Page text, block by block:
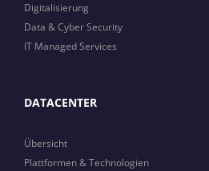
Digitalisierung
Data & Cyber Security
IT Managed Services
DATACENTER
Übersicht
Plattformen & Technologien